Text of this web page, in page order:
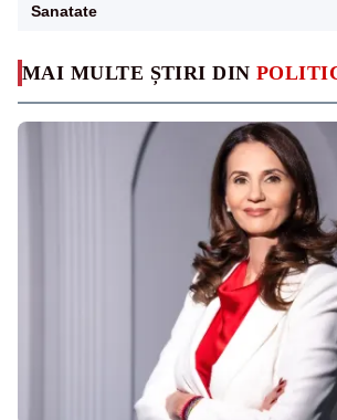
MAI MULTE ȘTIRI DIN
Sanatate